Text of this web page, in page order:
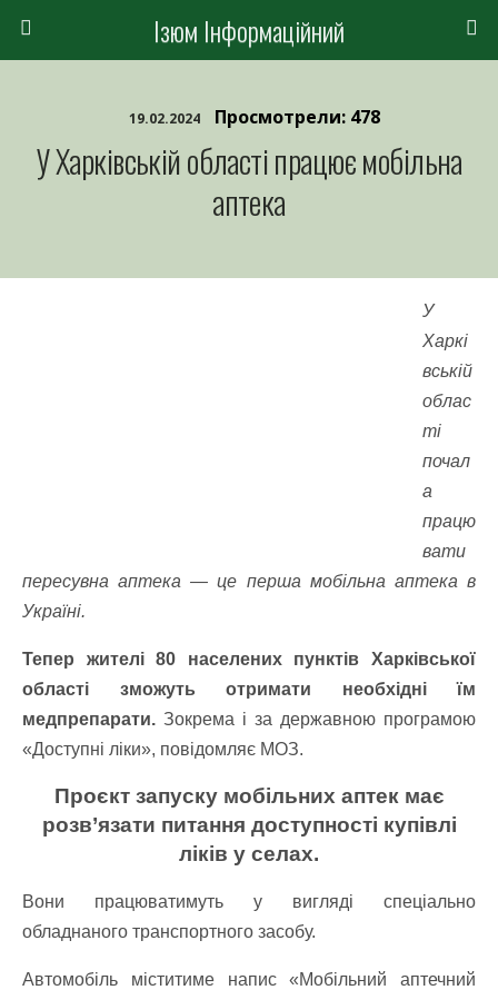
Ізюм Інформаційний
19.02.2024 Просмотрели: 478
У Харківській області працює мобільна
аптека
У
Харкі
вській
облас
ті
почал
а
працю
вати
пересувна аптека — це перша мобільна аптека в
Україні.
Тепер жителі 80 населених пунктів Харківської
області зможуть отримати необхідні їм
медпрепарати. Зокрема і за державною програмою
«Доступні ліки», повідомляє МОЗ.
Проєкт запуску мобільних аптек має
розв’язати питання доступності купівлі
ліків у селах.
Вони працюватимуть у вигляді спеціально
обладнаного транспортного засобу.
Автомобіль міститиме напис «Мобільний аптечний